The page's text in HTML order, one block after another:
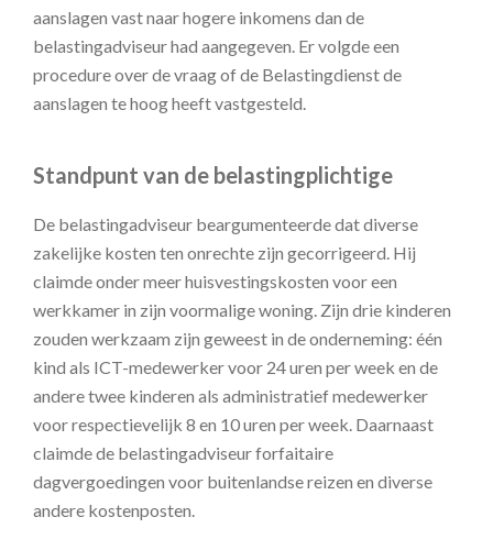
aanslagen vast naar hogere inkomens dan de
belastingadviseur had aangegeven. Er volgde een
procedure over de vraag of de Belastingdienst de
aanslagen te hoog heeft vastgesteld.
Standpunt van de belastingplichtige
De belastingadviseur beargumenteerde dat diverse
zakelijke kosten ten onrechte zijn gecorrigeerd. Hij
claimde onder meer huisvestingskosten voor een
werkkamer in zijn voormalige woning. Zijn drie kinderen
zouden werkzaam zijn geweest in de onderneming: één
kind als ICT-medewerker voor 24 uren per week en de
andere twee kinderen als administratief medewerker
voor respectievelijk 8 en 10 uren per week. Daarnaast
claimde de belastingadviseur forfaitaire
dagvergoedingen voor buitenlandse reizen en diverse
andere kostenposten.